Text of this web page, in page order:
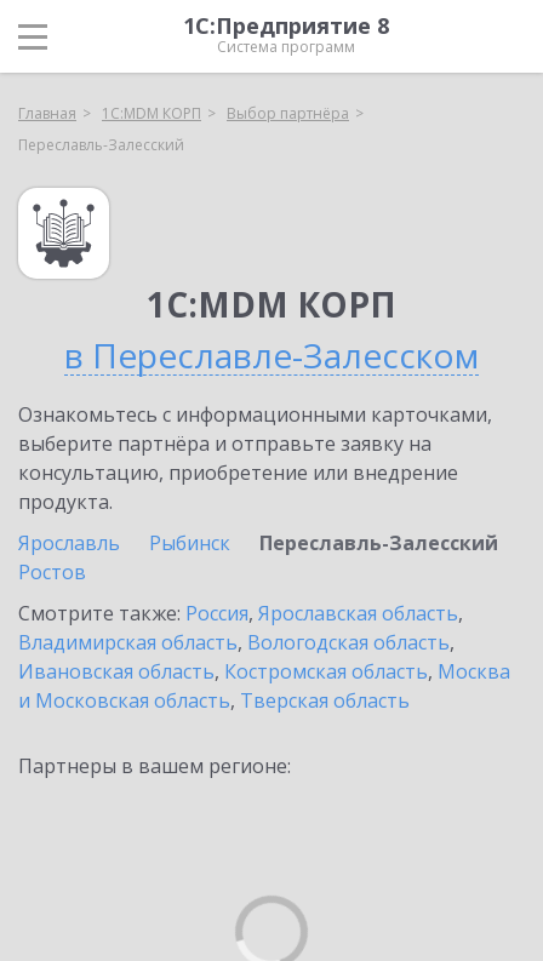
1С:Предприятие 8
Система программ
Главная 1С:MDM КОРП
Выбор партнёра
Переславль-Залесский
1С:MDM КОРП
в Переславле-Залесском
Ознакомьтесь с информационными карточками,
выберите партнёра и отправьте заявку на
консультацию, приобретение или внедрение
продукта.
Ярославль
Рыбинск
Переславль-Залесский
Ростов
Смотрите также: Россия, Ярославская область,
Владимирская область, Вологодская область,
Ивановская область, Костромская область, Москва
и Московская область, Тверская область
Партнеры в вашем регионе: